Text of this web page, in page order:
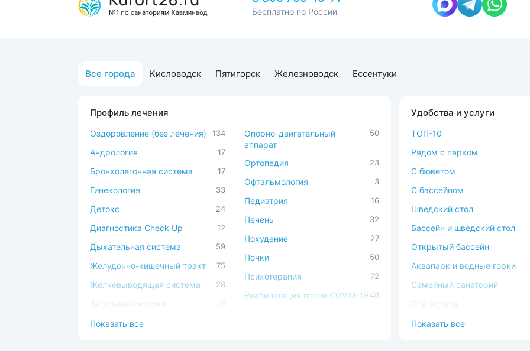
Бесплатно по России
Все города Кисловодск Пятигорск Железноводск Ессентуки
Профиль лечения
Оздоровление (без лечения) 134
Андрология 17
Бронхолегочная система 17
Гинекология 33
Детокс 24
Диагностика Check Up 12
Дыхательная система 59
Желудочно-кишечный тракт 75
Желчевыводящая система 28
Заболевания кожи 18
Иммунная система
Опорно-двигательный
аппарат
50
Ортопедия 23
Офтальмология 3
Педиатрия 16
Печень 32
Похудение 27
Почки 50
Психотерапия 72
Реабилитация после COVID-19 48
Показать все
Удобства и услуги
ТОП-10
Рядом с парком
C бюветом
С бассейном
Шведский стол
Бассейн и шведский стол
Открытый бассейн
Аквапарк и водные горки
Семейный санаторий
Спа-услуги
В окружении леса
Показать все